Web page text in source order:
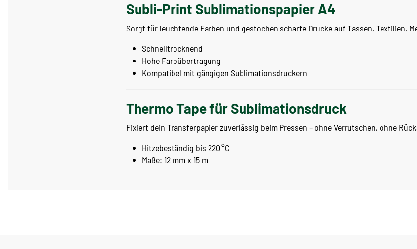
Subli-Print Sublimationspapier A4
Sorgt für leuchtende Farben und gestochen scharfe Drucke auf Tassen, Textilien,
Schnelltrocknend
Hohe Farbübertragung
Kompatibel mit gängigen Sublimationsdruckern
Thermo Tape für Sublimationsdruck
Fixiert dein Transferpapier zuverlässig beim Pressen – ohne Verrutschen, ohne
Hitzebeständig bis 220 °C
Maße: 12 mm x 15 m